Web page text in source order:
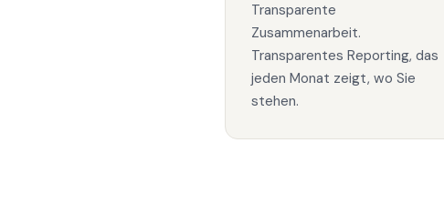
Transparente
Zusammenarbeit.
Transparentes Reporting, das
jeden Monat zeigt, wo Sie
stehen.